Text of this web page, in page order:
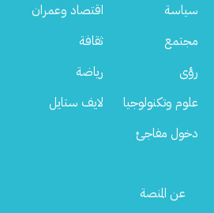
سياسة
اقتصاد وعمران
مجتمع
ثقافة
رؤى
رياضة
علوم وتكنولوجيا
لايف ستايل
دخول مفاجئ
Footer
عن المنصة